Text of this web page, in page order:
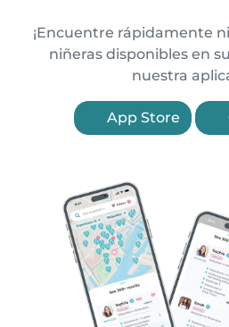
¡Encuentre rápidamente
niñeras disponibles en
nuestra
App Store